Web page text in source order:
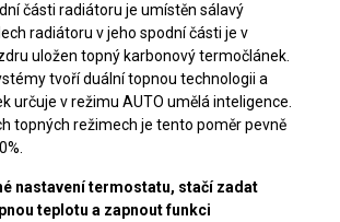
části radiátoru je umístěn sálavý
radiátoru v jeho spodní části je v
uložen topný karbonový termočlánek.
tvoří duální topnou technologii a
určuje v režimu AUTO umělá inteligence.
topných režimech je tento poměr pevně
nastavení termostatu, stačí zadat
teplotu a zapnout funkci